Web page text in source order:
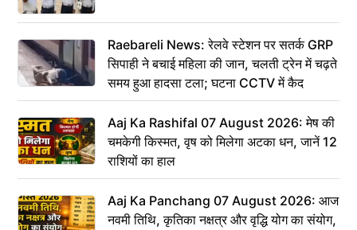
Raebareli News: रेलवे स्टेशन पर सतर्क GRP
सिपाही ने बचाई महिला की जान, चलती ट्रेन में चढ़ते
समय हुआ हादसा टला; घटना CCTV में कैद
Aaj Ka Rashifal 07 August 2026: मेष की
चमकेगी किस्मत, वृष को मिलेगा अटका धन, जानें 12
राशियों का हाल
Aaj Ka Panchang 07 August 2026: आज
नवमी तिथि, कृतिका नक्षत्र और वृद्धि योग का संयोग,